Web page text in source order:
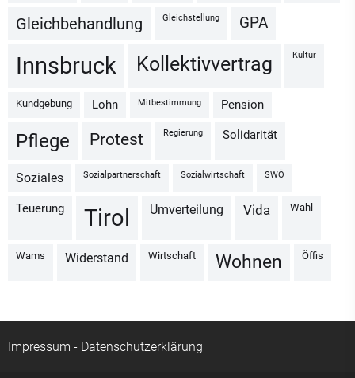
Gleichbehandlung Gleichstellung GPA
Innsbruck Kollektivvertrag Kultur
Kundgebung Lohn Mitbestimmung Pension
Pflege Protest Regierung Solidarität
Soziales Sozialpartnerschaft Sozialwirtschaft SWÖ
Teuerung Tirol Umverteilung vida Wahl
Wams Widerstand Wirtschaft Wohnen Öffis
Impressum - Datenschutzerklärung